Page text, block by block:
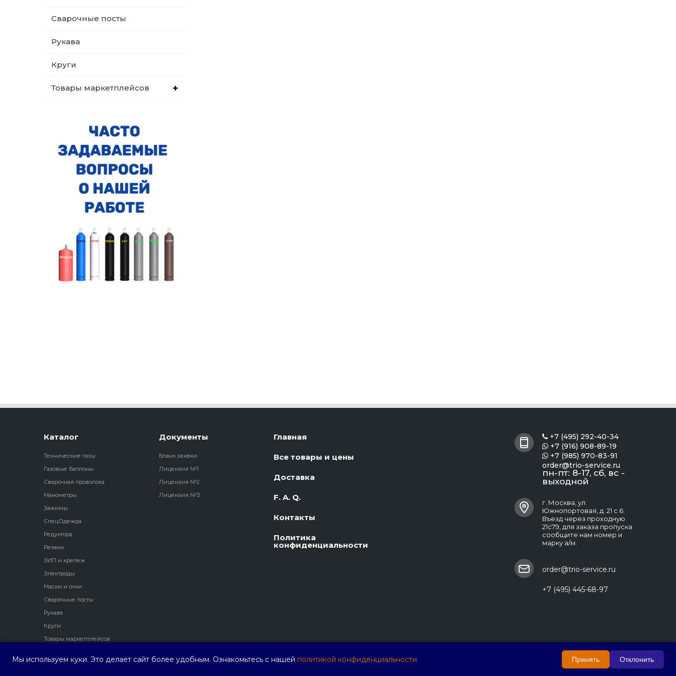
Сварочные посты
Рукава
Круги
Товары маркетплейсов
Каталог
Технические газы
Газовые баллоны
Сварочная проволока
Манометры
Зажимы
СпецОдежда
Редуктора
Резаки
ЗИП и крепеж
Электроды
Маски и очки
Сварочные посты
Рукава
Круги
Товары маркетплейсов
Документы
Бланк заявки
Лицензия №1
Лицензия №2
Лицензия №3
Главная
Все товары и цены
Доставка
F. A. Q.
Контакты
Политика
конфиденциальности
 +7 (495) 292-40-34
 +7 (916) 908-89-19
 +7 (985) 970-83-91
order@trio-service.ru
пн-пт: 8-17, сб, вс -
выходной
г. Москва, ул.
Южнопортовая, д. 21 с.6.
Въезд через проходную
21с79, для заказа пропуска
сообщите нам номер и
марку а/м.
order@trio-service.ru
+7 (495) 445-68-97
Мы используем куки. Это делает сайт более удобным. Ознакомьтесь с нашей политикой конфиденциальности. Принять Отклонить